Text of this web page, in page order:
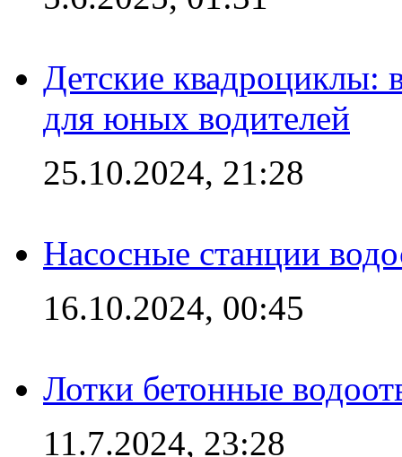
Детские квадроциклы:
для юных водителей
25.10.2024, 21:28
Насосные станции
16.10.2024, 00:45
Лотки бетонные
11.7.2024, 23:28